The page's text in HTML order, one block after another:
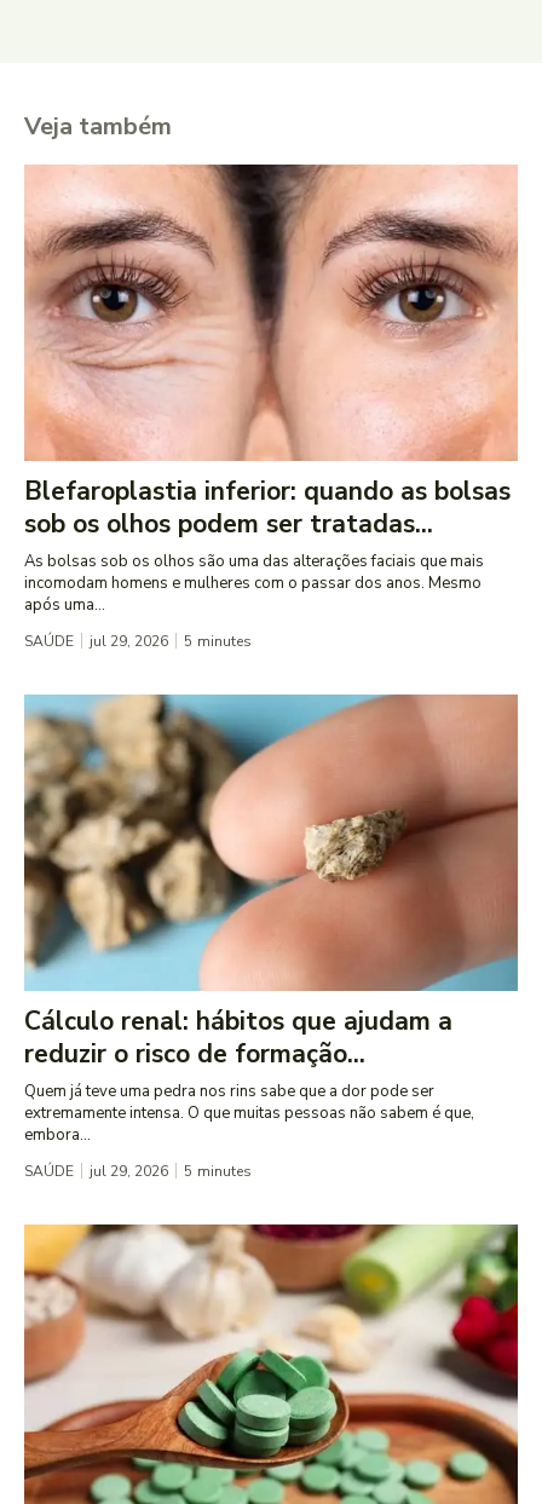
Veja também
Blefaroplastia inferior: quando as bolsas
sob os olhos podem ser tratadas...
As bolsas sob os olhos são uma das alterações faciais que mais
incomodam homens e mulheres com o passar dos anos. Mesmo
após uma...
SAÚDE jul 29, 2026 5 minutes
Cálculo renal: hábitos que ajudam a
reduzir o risco de formação...
Quem já teve uma pedra nos rins sabe que a dor pode ser
extremamente intensa. O que muitas pessoas não sabem é que,
embora...
SAÚDE jul 29, 2026 5 minutes